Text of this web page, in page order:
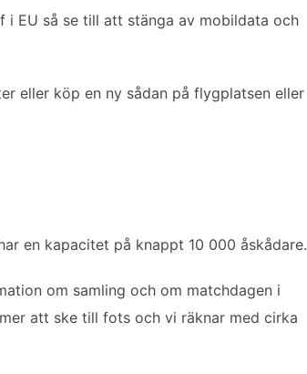
EU så se till att stänga av mobildata och
eller köp en ny sådan på flygplatsen eller
en kapacitet på knappt 10 000 åskådare.
om samling och om matchdagen i
att ske till fots och vi räknar med cirka